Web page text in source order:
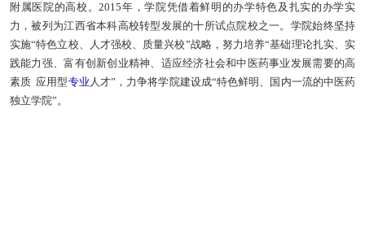
附属医院的高校。2015年，学院凭借着鲜明的办学特色及扎实的办学实
力，被列为江西省本科高校转型发展的十所试点院校之一。学院始终坚持
实施“特色立校、人才强校、质量兴校”战略，努力培养“基础理论扎实、实
践能力强、富有创新创业精神、适应经济社会和中医药事业发展需要的高
素质 应用型专业 人才”，力争将学院建设成“特色鲜明、国内一流的中医药
独立学院”。